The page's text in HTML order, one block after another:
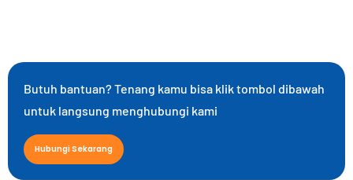
Butuh bantuan? Tenang kamu bisa klik tombol dibawah
untuk langsung menghubungi kami
Hubungi Sekarang